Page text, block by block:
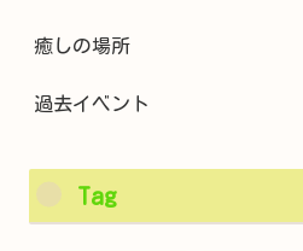
癒しの場所
過去イベント
Tag